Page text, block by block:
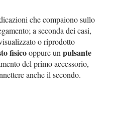
che compaiono sullo
a seconda dei casi,
o riprodotto
fisicooppure unpulsante
del primo accessorio,
anche il secondo.